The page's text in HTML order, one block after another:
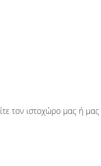
τον ιστοχώρο μας ή μας